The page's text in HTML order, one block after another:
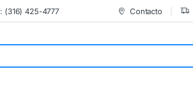
: (316) 425-4777 Contacto